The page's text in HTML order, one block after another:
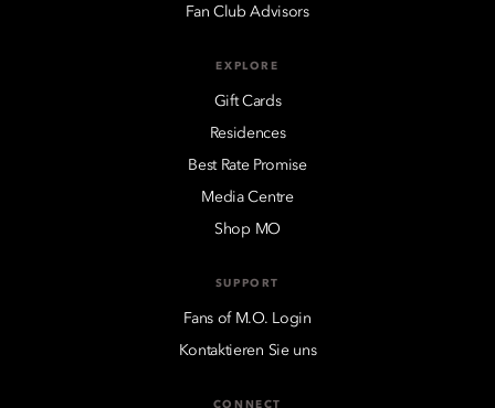
Fan Club Advisors
EXPLORE
Gift Cards
Residences
Best Rate Promise
Media Centre
Shop MO
SUPPORT
Fans of M.O. Login
Kontaktieren Sie uns
CONNECT